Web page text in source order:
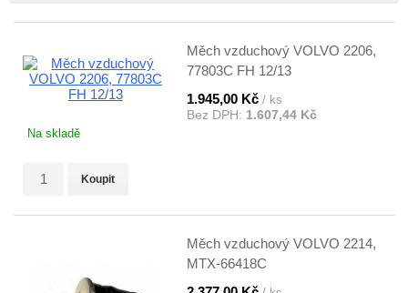
Měch vzduchový VOLVO 2206,
77803C FH 12/13
1.945,00 Kč / ks
Bez DPH: 1.607,44 Kč
Na skladě
Koupit
Měch vzduchový VOLVO 2214,
MTX-66418C